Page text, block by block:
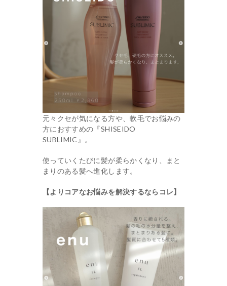
元々クセが気になる方や、軟毛でお悩みの
方におすすめの『SHISEIDO
SUBLIMIC』。
使っていくたびに髪が柔らかくなり、まと
まりのある髪へ進化します。
【よりコアなお悩みを解決するならコレ】